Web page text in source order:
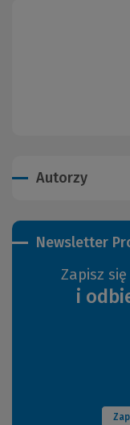
Autorzy
Newsletter
Zapisz
i